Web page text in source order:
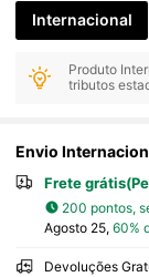
Internacional
Produto
tributos
Envio
Frete
200 pontos,
Agosto 25, 60%
Devoluções